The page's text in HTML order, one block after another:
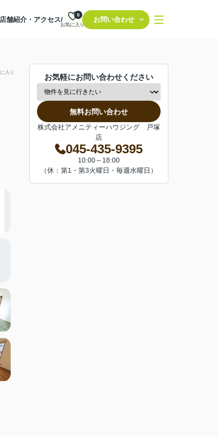
店舗紹介・アクセス/
お気に入り
0
お問い合わせ
入り
お気軽にお問い合わせください
無料お問い合わせ
株式会社アメニティーハウジング 戸塚
店
045-435-9395
10:00～18:00
（休：第1・第3火曜日・毎週水曜日）